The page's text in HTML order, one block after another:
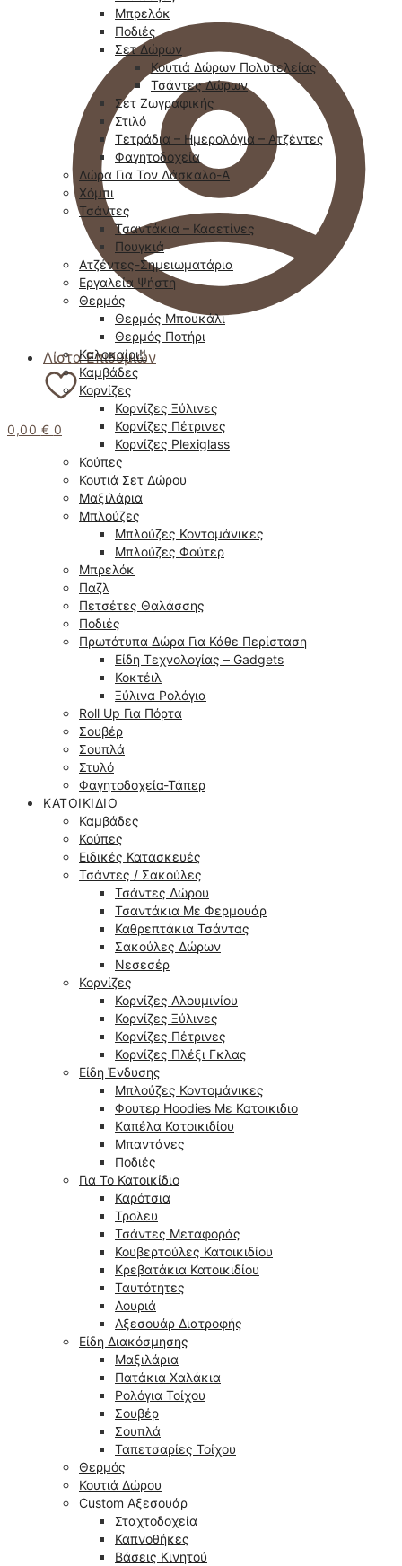
Λίστα Επιθυμιών
0,00 € 0
Μπρελόκ
Ποδιές
Σετ Δώρων
Κουτιά Δώρων Πολυτελείας
Τσάντες Δώρων
Σετ Ζωγραφικής
Στιλό
Τετράδια – Ημερολόγια – Ατζέντες
Φαγητοδοχεία
Δώρα Για Τον Δάσκαλο-Α
Χόμπι
Τσάντες
Τσαντάκια – Κασετίνες
Πουγκιά
Ατζέντες-Σημειωματάρια
Εργαλεία Ψήστη
Θερμός
Θερμός Μπουκάλι
Θερμός Ποτήρι
Καλοκαίρι!!
Καμβάδες
Κορνίζες
Κορνίζες Ξύλινες
Κορνίζες Πέτρινες
Κορνίζες Plexiglass
Κούπες
Κουτιά Σετ Δώρου
Μαξιλάρια
Μπλούζες
Μπλούζες Κοντομάνικες
Μπλούζες Φούτερ
Μπρελόκ
Παζλ
Πετσέτες Θαλάσσης
Ποδιές
Πρωτότυπα Δώρα Για Κάθε Περίσταση
Είδη Τεχνολογίας – Gadgets
Κοκτέιλ
Ξύλινα Ρολόγια
Roll Up Για Πόρτα
Σουβέρ
Σουπλά
Στυλό
Φαγητοδοχεία-Τάπερ
ΚΑΤΟΙΚΊΔΙΟ
Καμβάδες
Κούπες
Ειδικές Κατασκευές
Τσάντες / Σακούλες
Τσάντες Δώρου
Τσαντάκια Με Φερμουάρ
Καθρεπτάκια Τσάντας
Σακούλες Δώρων
Νεσεσέρ
Κορνίζες
Κορνίζες Αλουμινίου
Κορνίζες Ξύλινες
Κορνίζες Πέτρινες
Κορνίζες Πλέξι Γκλας
Είδη Ένδυσης
Μπλούζες Κοντομάνικες
Φουτερ Hoodies Με Κατοικιδιο
Kαπέλα Κατοικιδίου
Μπαντάνες
Ποδιές
Για Το Κατοικίδιο
Καρότσια
Τρολευ
Τσάντες Μεταφοράς
Κουβερτούλες Κατοικιδίου
Κρεβατάκια Κατοικιδίου
Ταυτότητες
Λουριά
Αξεσουάρ Διατροφής
Είδη Διακόσμησης
Μαξιλάρια
Πατάκια Χαλάκια
Ρολόγια Τοίχου
Σουβέρ
Σουπλά
Ταπετσαρίες Τοίχου
Θερμός
Κουτιά Δώρου
Custom Αξεσουάρ
Σταχτοδοχεία
Καπνοθήκες
Βάσεις Κινητού